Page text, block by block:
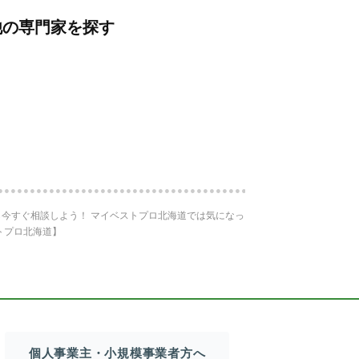
専門家を探す
すぐ相談しよう！ マイベストプロ北海道では気になっ
ロ北海道】
個人事業主・小規模事業者方へ